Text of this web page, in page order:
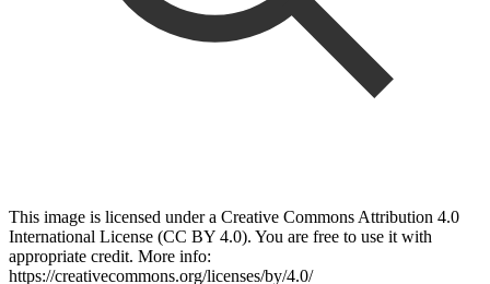
This image is licensed under a Creative Commons Attribution 4.0
International License (CC BY 4.0). You are free to use it with
appropriate credit. More info:
https://creativecommons.org/licenses/by/4.0/